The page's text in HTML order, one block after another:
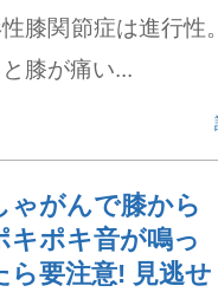
膝関節症は進行性
膝が痛い...
ゃがんで膝から
キポキ音が鳴っ
ら要注意! 見逃せ